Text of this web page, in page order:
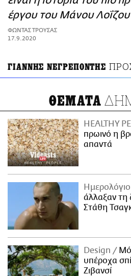
ΑΜΠΑ
PRINT
έργου του Μάνου Λοΐζου
ΦΩΝΤΑΣ ΤΡΟΥΣΑΣ
17.9.2020
ΓΙΑΝΝΗΣ ΝΕΓΡΕΠΟΝΤΗΣ
ΘΕΜΑΤΑ
HEALTHY
πρωινό η
απαντά
Ημερολόγιο
άλλαξαν
Στάθη
Design
υπέροχα
Ζιβανσί